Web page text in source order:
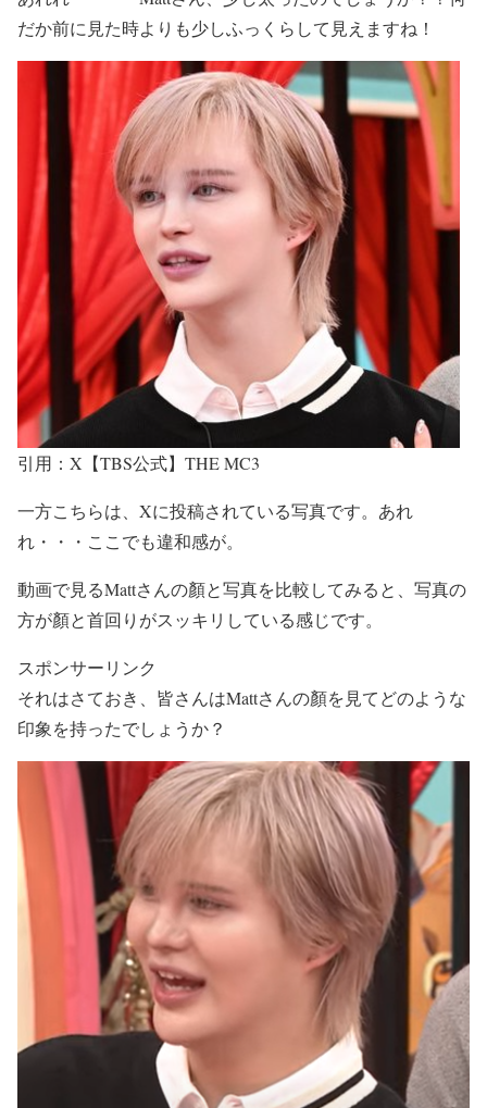
だか前に見た時よりも少しふっくらして 見えますね！
引用：X【TBS公式】THE MC3
一方こちらは、 Xに投稿されている写真です。あれ
れ・・・ ここでも違和感が。
動画で見るMattさんの顏と写真を比較してみると、 写真の
方が顏と首回りがスッキリ している感じです。
スポンサーリンク
それはさておき、皆さんはMattさんの顏を見てどのような
印象を持ったでしょうか？